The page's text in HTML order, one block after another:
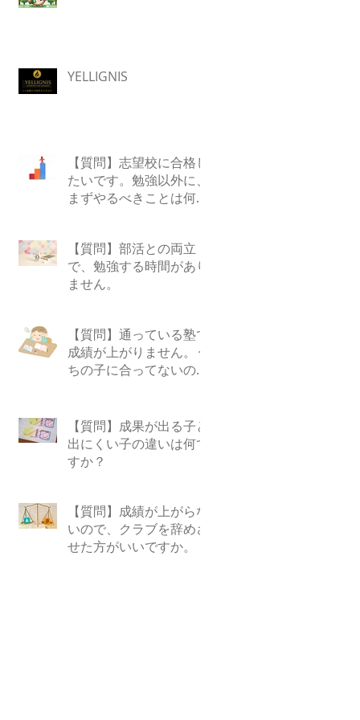
YELLIGNIS
【質問】志望校に合格し
たいです。勉強以外に、
まずやるべきことは何で
【質問】部活との両立
で、勉強する時間があり
ません。
【質問】通っている塾で
成績が上がりません。う
ちの子に合ってないので
【質問】成果が出る子と
出にくい子の違いは何で
すか？
【質問】成績が上がらな
いので、クラブを辞めさ
せた方がいいですか。